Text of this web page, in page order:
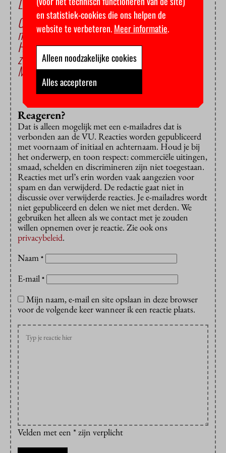
Lees ook
Onderzoekers kun je geen ‘cijfer’ geven voor
maatschappelijke relevantie
Hulpverleners moeten beter voor zichzelf
zorgen
Meten maakt meer kapot dan je lief is
Reageren?
Dat is alleen mogelijk met een e-mailadres dat is
verbonden aan de VU. Reacties worden gepubliceerd
met voornaam of initiaal en achternaam. Houd je bij
het onderwerp, en toon respect: commerciële uitingen,
smaad, schelden en discrimineren zijn niet toegestaan.
Reacties met url’s erin worden vaak aangezien voor
spam en dan verwijderd. De redactie gaat niet in
discussie over verwijderde reacties. Je e-mailadres wordt
niet gepubliceerd en delen we niet met derden. We
gebruiken het alleen als we contact met je zouden
willen opnemen over je reactie. Zie ook ons
privacybeleid.
Naam *
E-mail *
Mijn naam, e-mail en site opslaan in deze browser
voor de volgende keer wanneer ik een reactie plaats.
Velden met een * zijn verplicht
en statistiek-cookies die ons helpen de
website te verbeteren.Meer informatie.
Alleen noodzakelijke cookies
Alles accepteren